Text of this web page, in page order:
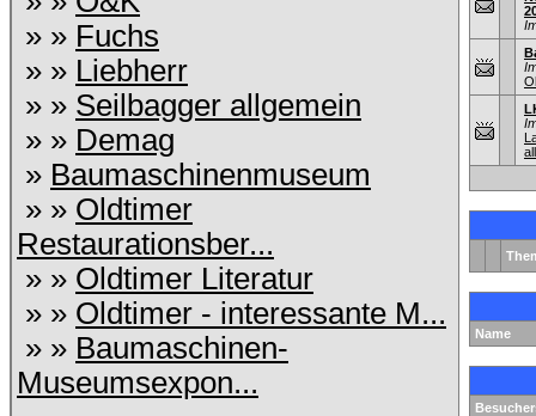
» » Fuchs
» » Liebherr
» » Seilbagger allgemein
» » Demag
» Baumaschinenmuseum
» » Oldtimer
Restaurationsber...
» » Oldtimer Literatur
» » Oldtimer - interessante M...
» » Baumaschinen-
Museumsexpon...
Name